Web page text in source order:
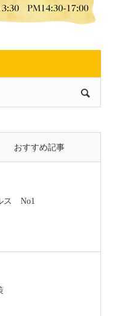
おすすめ記事
ス No1